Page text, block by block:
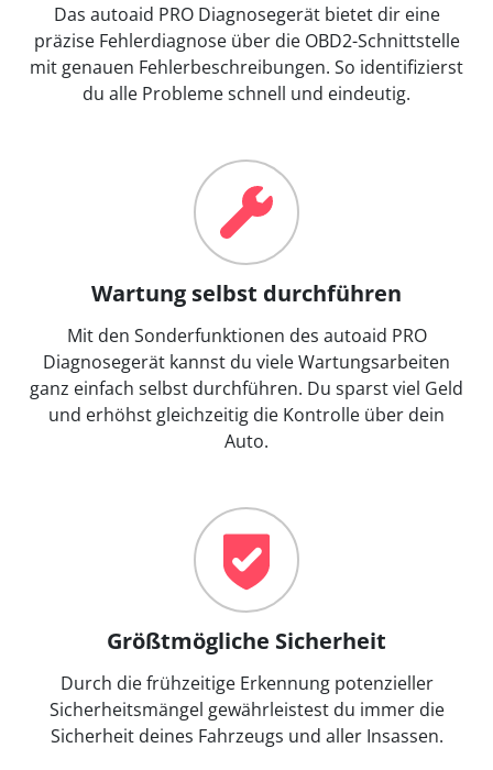
Das autoaid PRO Diagnosegerät bietet dir eine
präzise Fehlerdiagnose über die OBD2-Schnittstelle
mit genauen Fehlerbeschreibungen. So identifizierst
du alle Probleme schnell und eindeutig.
Wartung selbst durchführen
Mit den Sonderfunktionen des autoaid PRO
Diagnosegerät kannst du viele Wartungsarbeiten
ganz einfach selbst durchführen. Du sparst viel Geld
und erhöhst gleichzeitig die Kontrolle über dein
Auto.
Größtmögliche Sicherheit
Durch die frühzeitige Erkennung potenzieller
Sicherheitsmängel gewährleistest du immer die
Sicherheit deines Fahrzeugs und aller Insassen.